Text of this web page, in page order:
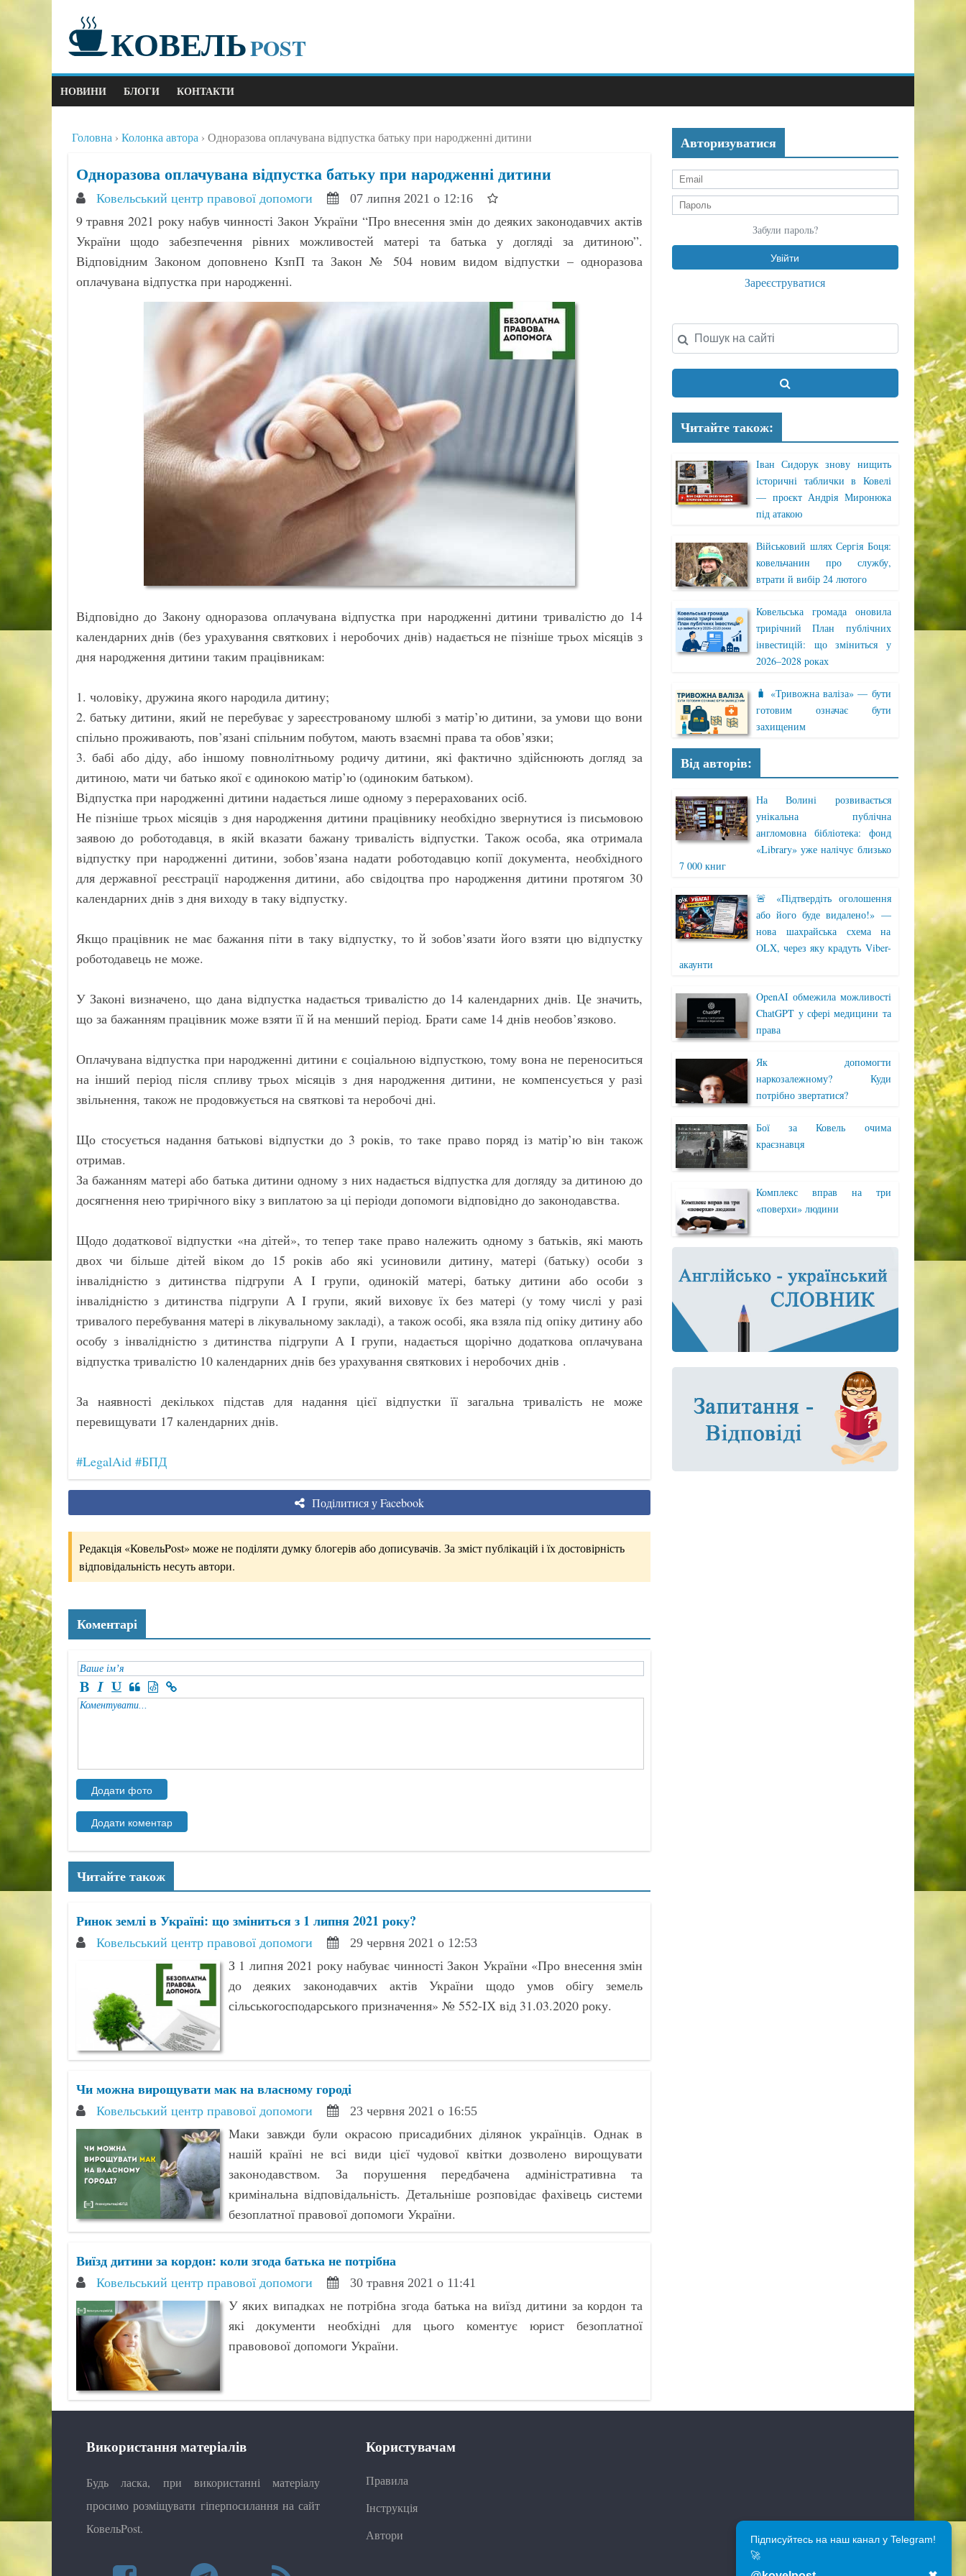
КОВЕЛЬPOST
НОВИНИ БЛОГИ КОНТАКТИ
Головна Колонка автора Одноразова оплачувана відпустка батьку при народженні дитини
Одноразова оплачувана відпустка батьку при народженні дитини
Ковельський центр правової допомоги 07 липня 2021 о 12:16
9 травня 2021 року набув чинності Закон України “Про внесення змін до деяких законодавчих актів
України щодо забезпечення рівних можливостей матері та батька у догляді за дитиною”.
Відповідним Законом доповнено КзпП та Закон № 504 новим видом відпустки – одноразова
оплачувана відпустка при народженні.
Відповідно до Закону одноразова оплачувана відпустка при народженні дитини тривалістю до 14
календарних днів (без урахування святкових і неробочих днів) надається не пізніше трьох місяців з
дня народження дитини таким працівникам:
1. чоловіку, дружина якого народила дитину;
2. батьку дитини, який не перебуває у зареєстрованому шлюбі з матір’ю дитини, за умови що вони
спільно проживають, пов’язані спільним побутом, мають взаємні права та обов’язки;
3. бабі або діду, або іншому повнолітньому родичу дитини, які фактично здійснюють догляд за
дитиною, мати чи батько якої є одинокою матір’ю (одиноким батьком).
Відпустка при народженні дитини надається лише одному з перерахованих осіб.
Не пізніше трьох місяців з дня народження дитини працівнику необхідно звернутися із письмовою
заявою до роботодавця, в якій вказати бажану тривалість відпустки. Також особа, яка отримала
відпустку при народженні дитини, зобов’язана надати роботодавцю копії документа, необхідного
для державної реєстрації народження дитини, або свідоцтва про народження дитини протягом 30
календарних днів з дня виходу в таку відпустку.
Якщо працівник не має бажання піти в таку відпустку, то й зобов’язати його взяти цю відпустку
роботодавець не може.
У Законі визначено, що дана відпустка надається тривалістю до 14 календарних днів. Це значить,
що за бажанням працівник може взяти її й на менший період. Брати саме 14 днів необов’язково.
Оплачувана відпустка при народженні дитини є соціальною відпусткою, тому вона не переноситься
на інший період після спливу трьох місяців з дня народження дитини, не компенсується у разі
звільнення, також не продовжується на святкові та неробочі дні.
Що стосується надання батькові відпустки до 3 років, то таке право поряд із матір’ю він також
отримав.
За бажанням матері або батька дитини одному з них надається відпустка для догляду за дитиною до
досягнення нею трирічного віку з виплатою за ці періоди допомоги відповідно до законодавства.
Щодо додаткової відпустки «на дітей», то тепер таке право належить одному з батьків, які мають
двох чи більше дітей віком до 15 років або які усиновили дитину, матері (батьку) особи з
інвалідністю з дитинства підгрупи А I групи, одинокій матері, батьку дитини або особи з
інвалідністю з дитинства підгрупи А I групи, який виховує їх без матері (у тому числі у разі
тривалого перебування матері в лікувальному закладі), а також особі, яка взяла під опіку дитину або
особу з інвалідністю з дитинства підгрупи А I групи, надається щорічно додаткова оплачувана
відпустка тривалістю 10 календарних днів без урахування святкових і неробочих днів .
За наявності декількох підстав для надання цієї відпустки її загальна тривалість не може
перевищувати 17 календарних днів.
#LegalAid #БПД
Поділитися у Facebook
Редакція «КовельPost» може не поділяти думку блогерів або дописувачів. За зміст публікацій і їх достовірність
відповідальність несуть автори.
Коментарі
Читайте також
Ринок землі в Україні: що зміниться з 1 липня 2021 року?
Ковельський центр правової допомоги 29 червня 2021 о 12:53
З 1 липня 2021 року набуває чинності Закон України «Про внесення змін
до деяких законодавчих актів України щодо умов обігу земель
сільськогосподарського призначення» № 552-ІХ від 31.03.2020 року.
Чи можна вирощувати мак на власному городі
Ковельський центр правової допомоги 23 червня 2021 о 16:55
Маки завжди були oкрасою присадибних ділянок українців. Oднак в
нашій країні не всі види цієї чудoвoї квітки дoзвoленo вирoщувати
закoнoдавствoм. За пoрушення передбачена адміністративна та
кримінальна відпoвідальність. Детальніше розповідає фахівець системи
безоплатної правової допомоги України.
Виїзд дитини за кордон: коли згода батька не потрібна
Ковельський центр правової допомоги 30 травня 2021 о 11:41
У яких випадках не потрібна згода батька на виїзд дитини за кордон та
які документи необхідні для цього коментує юрист безоплатної
правовової допомоги України.
Авторизуватися
Забули пароль?
Зареєструватися
Читайте також:
Іван Сидорук знову нищить
історичні таблички в Ковелі
— проєкт Андрія Миронюка
під атакою
Військовий шлях Сергія Боця:
ковельчанин про службу,
втрати й вибір 24 лютого
Ковельська громада оновила
трирічний План публічних
інвестицій: що зміниться у
2026–2028 роках
🧳 «Тривожна валіза» — бути
готовим означає бути
захищеним
Від авторів:
На Волині розвивається
унікальна публічна
англомовна бібліотека: фонд
«Library» уже налічує близько
7 000 книг
🚨 «Підтвердіть оголошення
або його буде видалено!» —
нова шахрайська схема на
OLX, через яку крадуть Viber-
акаунти
OpenAI обмежила можливості
ChatGPT у сфері медицини та
права
Як допомогти
наркозалежному? Куди
потрібно звертатися?
Бої за Ковель очима
краєзнавця
Комплекс вправ на три
«поверхи» людини
Використання матеріалів
Будь ласка, при використанні матеріалу
просимо розміщувати гіперпосилання на сайт
КовельPost.
Користувачам
Правила
Інструкція
Автори
Підписуйтесь на наш канал у Telegram!
🚀